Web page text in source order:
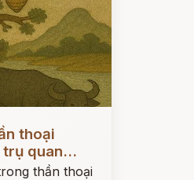
thoại
trụ quan...
thần thoại